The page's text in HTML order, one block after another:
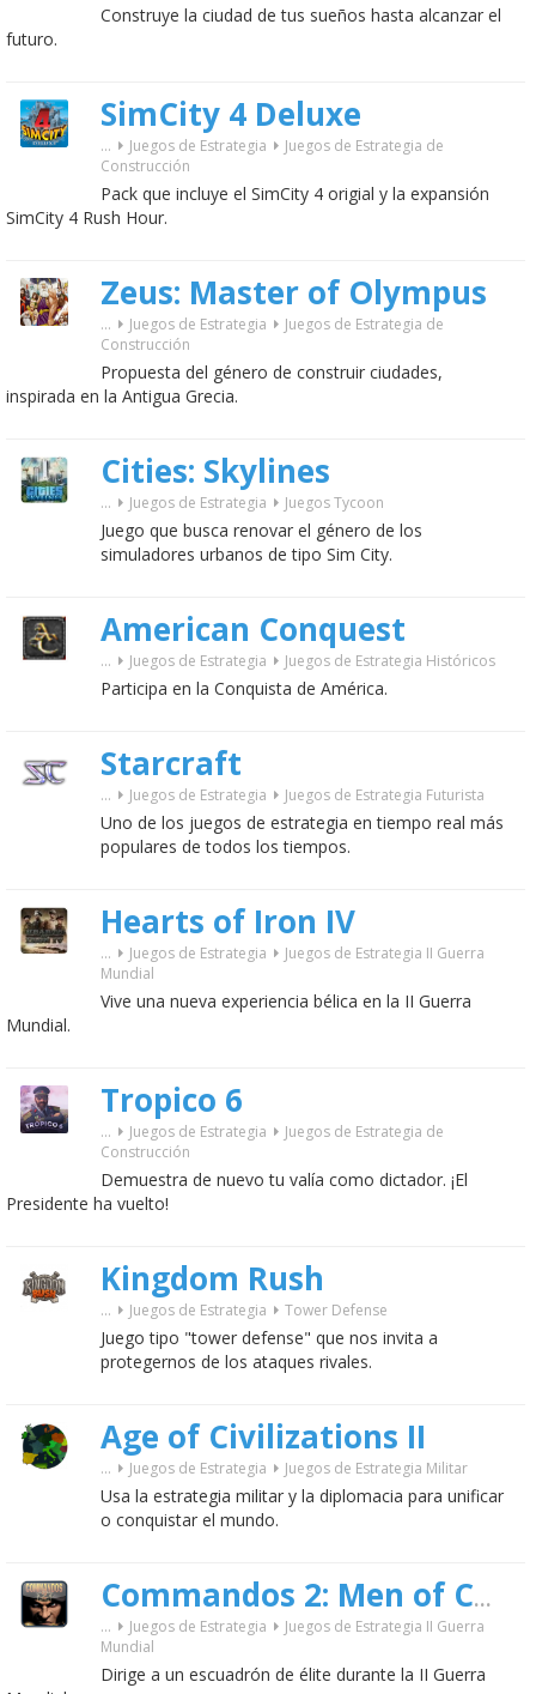
Construye la ciudad de tus sueños hasta alcanzar el
futuro.
SimCity 4 Deluxe
... Juegos de Estrategia
Juegos de Estrategia de
Construcción
Pack que incluye el SimCity 4 origial y la expansión
SimCity 4 Rush Hour.
Zeus: Master of Olympus
... Juegos de Estrategia
Juegos de Estrategia de
Construcción
Propuesta del género de construir ciudades,
inspirada en la Antigua Grecia.
Cities: Skylines
... Juegos de Estrategia Juegos Tycoon
Juego que busca renovar el género de los
simuladores urbanos de tipo Sim City.
American Conquest
... Juegos de Estrategia Juegos de Estrategia Históricos
Participa en la Conquista de América.
Starcraft
... Juegos de Estrategia Juegos de Estrategia Futurista
Uno de los juegos de estrategia en tiempo real más
populares de todos los tiempos.
Hearts of Iron IV
... Juegos de Estrategia
Juegos de Estrategia II Guerra
Mundial
Vive una nueva experiencia bélica en la II Guerra
Mundial.
Tropico 6
... Juegos de Estrategia
Juegos de Estrategia de
Construcción
Demuestra de nuevo tu valía como dictador. ¡El
Presidente ha vuelto!
Kingdom Rush
... Juegos de Estrategia Tower Defense
Juego tipo "tower defense" que nos invita a
protegernos de los ataques rivales.
Age of Civilizations II
... Juegos de Estrategia Juegos de Estrategia Militar
Usa la estrategia militar y la diplomacia para unificar
o conquistar el mundo.
Commandos 2: Men of Courage
... Juegos de Estrategia
Juegos de Estrategia II Guerra
Mundial
Dirige a un escuadrón de élite durante la II Guerra